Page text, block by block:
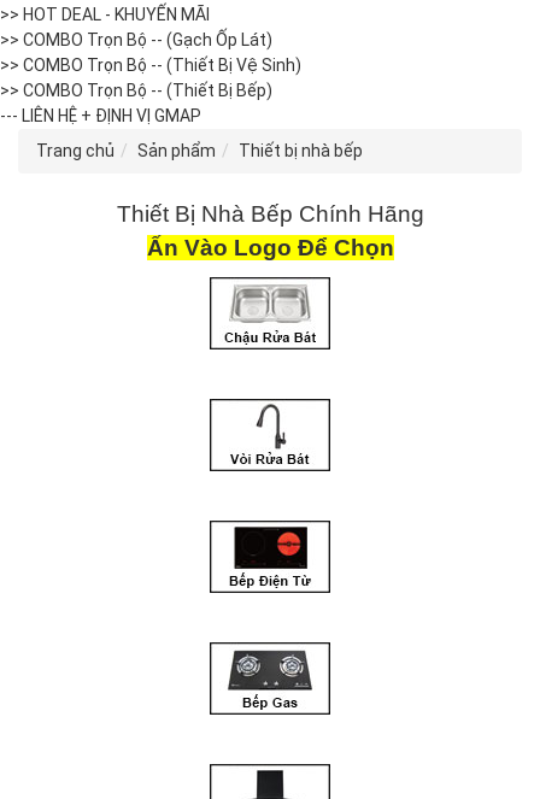
>> HOT DEAL - KHUYẾN MÃI
>> COMBO Trọn Bộ -- (Gạch Ốp Lát)
>> COMBO Trọn Bộ -- (Thiết Bị Vệ Sinh)
>> COMBO Trọn Bộ -- (Thiết Bị Bếp)
--- LIÊN HỆ + ĐỊNH VỊ GMAP
Trang chủ
Sản phẩm Thiết bị nhà bếp
Thiết Bị Nhà Bếp Chính Hãng
Ấn Vào Logo Để Chọn